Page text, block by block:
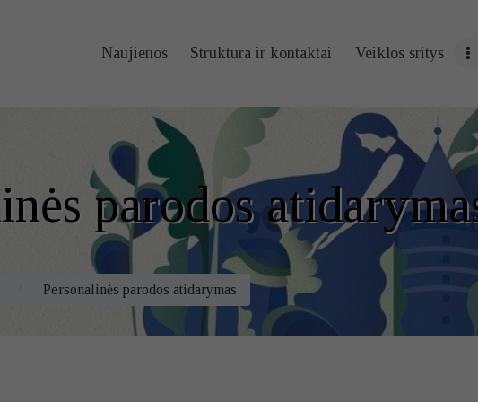
Naujienos Struktūra ir kontaktai Veiklos sritys
parodos
Personalinės parodos atidarymas
kontaktai
Veiklos sritys
Administracin
ė informacija
Kontaktai